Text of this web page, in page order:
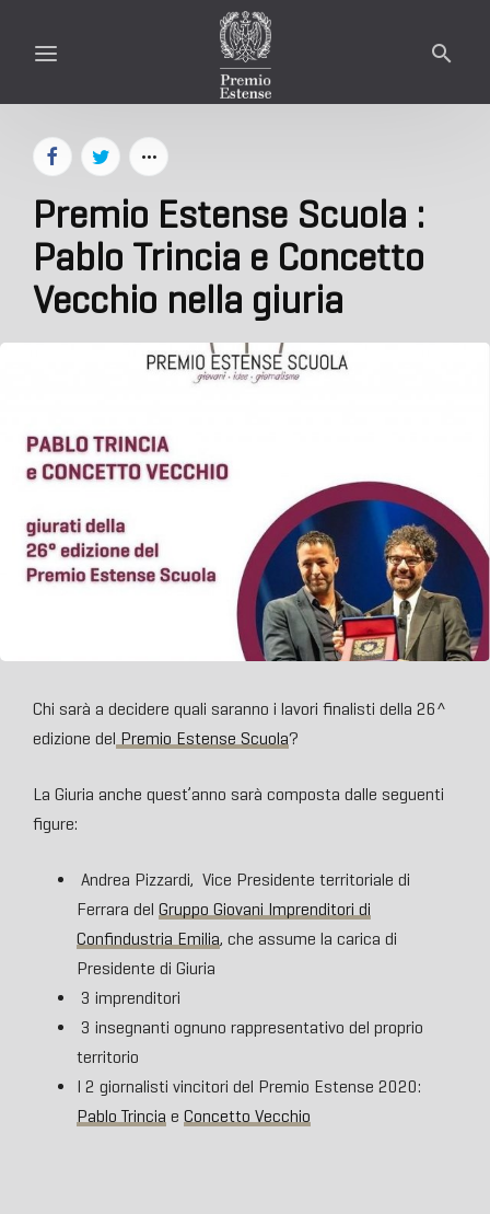
Premio Estense Scuola :
Pablo Trincia e Concetto
Vecchio nella giuria
Chi sarà a decidere quali saranno i lavori finalisti della 26^
edizione del Premio Estense Scuola?
La Giuria anche quest’anno sarà composta dalle seguenti
figure:
Andrea Pizzardi, Vice Presidente territoriale di
Ferrara del Gruppo Giovani Imprenditori di
Confindustria Emilia, che assume la carica di
Presidente di Giuria
3 imprenditori
3 insegnanti ognuno rappresentativo del proprio
territorio
I 2 giornalisti vincitori del Premio Estense 2020:
Pablo Trincia e Concetto Vecchio